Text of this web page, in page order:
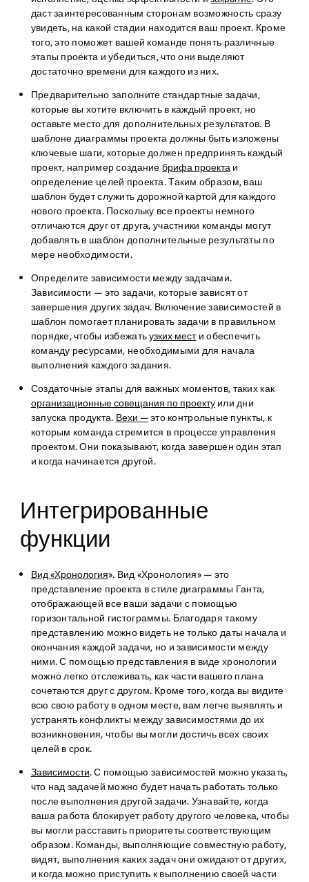
даст заинтересованным сторонам возможность сразу
увидеть, на какой стадии находится ваш проект. Кроме
того, это поможет вашей команде понять различные
этапы проекта и убедиться, что они выделяют
достаточно времени для каждого из них.
Предварительно заполните стандартные задачи,
которые вы хотите включить в каждый проект, но
оставьте место для дополнительных результатов. В
шаблоне диаграммы проекта должны быть изложены
ключевые шаги, которые должен предпринять каждый
проект, например создание брифа проекта и
определение целей проекта. Таким образом, ваш
шаблон будет служить дорожной картой для каждого
нового проекта. Поскольку все проекты немного
отличаются друг от друга, участники команды могут
добавлять в шаблон дополнительные результаты по
мере необходимости.
Определите зависимости между задачами.
Зависимости — это задачи, которые зависят от
завершения других задач. Включение зависимостей в
шаблон помогает планировать задачи в правильном
порядке, чтобы избежатьузких мести обеспечить
команду ресурсами, необходимыми для начала
выполнения каждого задания.
Создаточные этапы для важных моментов, таких как
организационные совещания по проектуили дни
запуска продукта. Вехи —это контрольные пункты, к
которым команда стремится в процессе управления
проектом. Они показывают, когда завершен один этап
и когда начинается другой.
Интегрированные
функции
Вид «Хронология». Вид «Хронология» — это
представление проекта в стиле диаграммы Ганта,
отображающей все ваши задачи с помощью
горизонтальной гистограммы. Благодаря такому
представлению можно видеть не только даты начала и
окончания каждой задачи, но и зависимости между
ними. С помощью представления в виде хронологии
можно легко отслеживать, как части вашего плана
сочетаются друг с другом. Кроме того, когда вы видите
всю свою работу в одном месте, вам легче выявлять и
устранять конфликты между зависимостями до их
возникновения, чтобы вы могли достичь всех своих
целей в срок.
Зависимости. С помощью зависимостей можно указать,
что над задачей можно будет начать работать только
после выполнения другой задачи. Узнавайте, когда
ваша работа блокирует работу другого человека, чтобы
вы могли расставить приоритеты соответствующим
образом. Команды, выполняющие совместную работу,
видят, выполнения каких задач они ожидают от других,
и когда можно приступить к выполнению своей части